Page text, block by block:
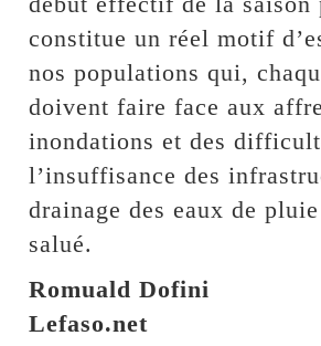
constitue un réel motif
nos populations qui,
doivent faire face aux
inondations et des
l’insuffisance des
drainage des eaux de
salué.
Romuald Dofini
Lefaso.net